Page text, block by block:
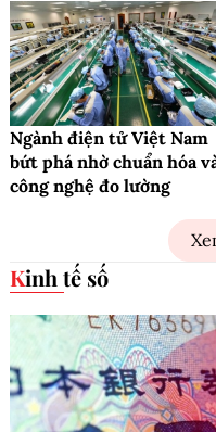
Ngành điện tử Việt Nam
bứt phá nhờ chuẩn hóa
công nghệ đo lường
Kinh tế số